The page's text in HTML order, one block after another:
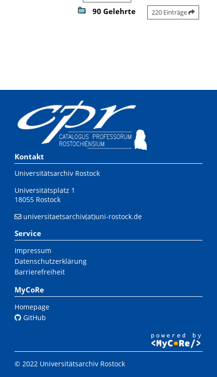
90 Gelehrte 220 Einträge
Kontakt
Universitätsarchiv Rostock
Universitätsplatz 1
18055 Rostock
universitaetsarchiv(at)uni-rostock.de
Service
Impressum
Datenschutzerklärung
Barrierefreiheit
MyCoRe
Homepage
GitHub
© 2022 Universitätsarchiv Rostock